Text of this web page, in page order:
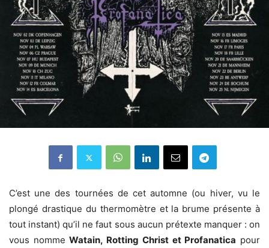
C’est une des tournées de cet automne (ou hiver, vu le
plongé drastique du thermomètre et la brume présente à
tout instant) qu’il ne faut sous aucun prétexte manquer : on
vous nommeWatain, Rotting Christ et Profanatica pour